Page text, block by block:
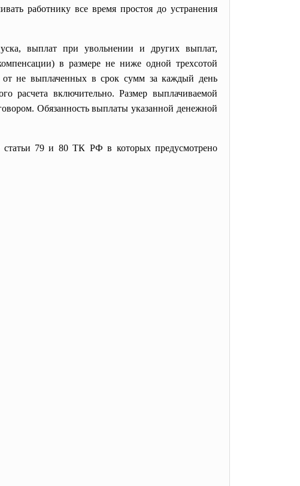
работнику все время простоя до устранения
выплат при увольнении и других выплат,
в размере не ниже одной трехсотой
от не выплаченных в срок сумм за каждый день
расчета включительно. Размер выплачиваемой
Обязанность выплаты указанной денежной
статьи 79 и 80 ТК РФ в которых предусмотрено